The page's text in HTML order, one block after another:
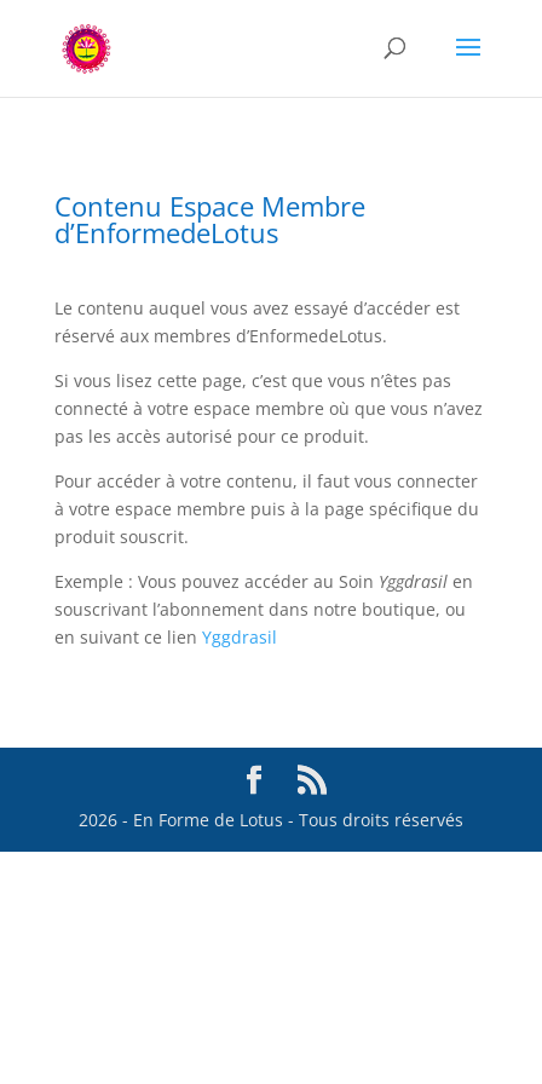
Contenu Espace Membre
d’EnformedeLotus
Le contenu auquel vous avez essayé d’accéder est
réservé aux membres d’EnformedeLotus.
Si vous lisez cette page, c’est que vous n’êtes pas
connecté à votre espace membre où que vous n’avez
pas les accès autorisé pour ce produit.
Pour accéder à votre contenu, il faut vous connecter
à votre espace membre puis à la page spécifique du
produit souscrit.
Exemple : Vous pouvez accéder au Soin Yggdrasilen
souscrivant l’abonnement dans notre boutique, ou
en suivant ce lien Yggdrasil
2026 - En Forme de Lotus - Tous droits réservés